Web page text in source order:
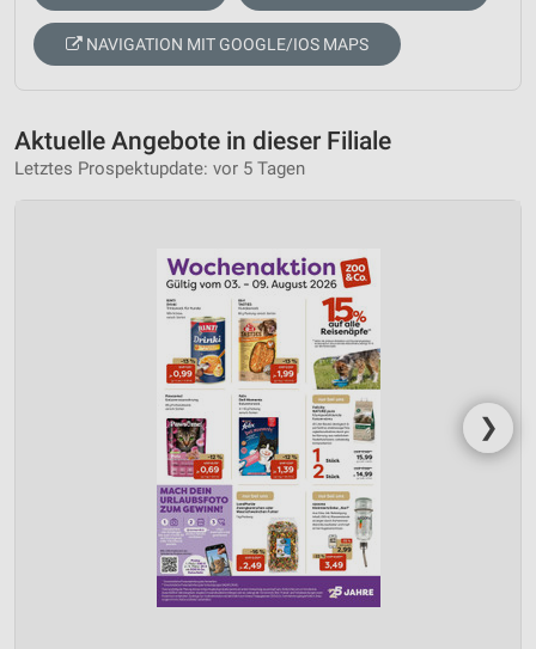
NAVIGATION MIT GOOGLE/IOS MAPS
Aktuelle Angebote in dieser Filiale
Letztes Prospektupdate: vor 5 Tagen
❯